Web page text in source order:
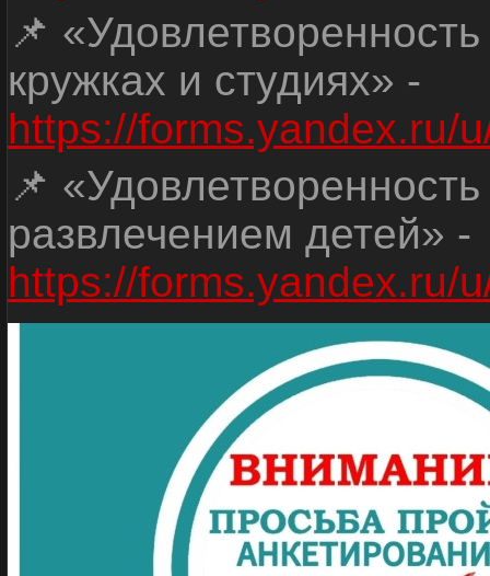
📌
кружках и студиях» -
https://forms.yandex.ru/
📌
развлечением детей» -
https://forms.yandex.ru/